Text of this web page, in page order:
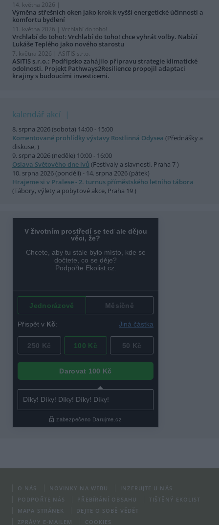
14. května 2026 |
Výměna střešních oken jako krok k vyšší energetické účinnosti a
komfortu bydlení
11. května 2026 | Vrchlabí do toho!
Vrchlabí do toho!: Vrchlabí do toho! chce vyhrát volby. Nabízí
Lukáše Teplého jako nového starostu
7. května 2026 | ASITIS s.r.o.
ASITIS s.r.o.: Podřipsko zahájilo přípravu strategie klimatické
odolnosti. Projekt Pathways2Resilience propojil adaptaci
krajiny s budoucími investicemi.
kalendář akcí
8. srpna 2026 (sobota) 14:00 - 15:00
Komentované prohlídky výstavy Rostlinná Odysea (Přednášky a
diskuse, )
9. srpna 2026 (neděle) 10:00 - 16:00
Oslava Světového dne lvů (Festivaly a slavnosti, Praha 7 )
10. srpna 2026 (pondělí) - 14. srpna 2026 (pátek)
Hrajeme si v Pralese - 2. turnus příměstského letního tábora
(Tábory, výlety a pobytové akce, Praha 19 )
O NÁS NOVINKY NA WEBU
INZERUJTE U NÁS
PODPOŘTE NÁS
PŘEBÍRÁNÍ OBSAHU
TIŠTĚNÝ EKOLIST
MAPA STRÁNEK
DEJTE O SOBĚ VĚDĚT
ZPRÁVY E-MAILEM
COOKIES